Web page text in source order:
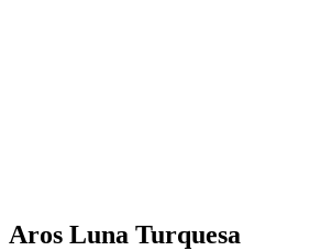
Aros Luna Turquesa